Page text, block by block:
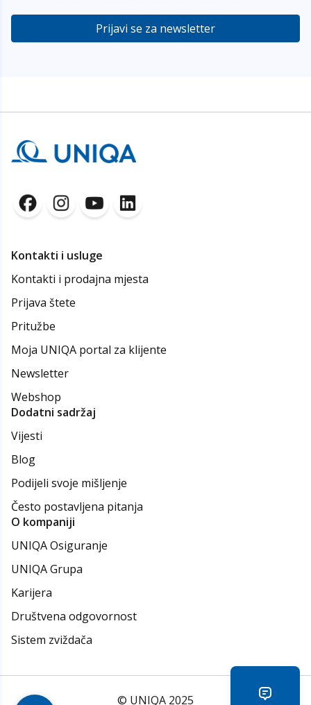
Prijavi se za newsletter
Kontakti i usluge
Kontakti i prodajna mjesta
Prijava štete
Pritužbe
Moja UNIQA portal za klijente
Newsletter
Webshop
Dodatni sadržaj
Vijesti
Blog
Podijeli svoje mišljenje
Često postavljena pitanja
O kompaniji
UNIQA Osiguranje
UNIQA Grupa
Karijera
Društvena odgovornost
Sistem zviždača
© UNIQA 2025